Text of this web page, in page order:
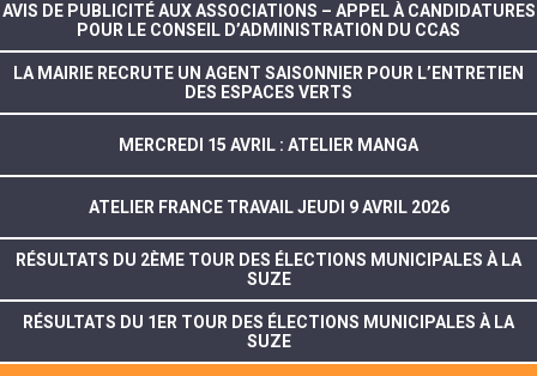
AVIS DE PUBLICITÉ AUX ASSOCIATIONS – APPEL À CANDIDATURES
POUR LE CONSEIL D’ADMINISTRATION DU CCAS
LA MAIRIE RECRUTE UN AGENT SAISONNIER POUR L’ENTRETIEN
DES ESPACES VERTS
MERCREDI 15 AVRIL : ATELIER MANGA
ATELIER FRANCE TRAVAIL JEUDI 9 AVRIL 2026
RÉSULTATS DU 2ÈME TOUR DES ÉLECTIONS MUNICIPALES À LA
SUZE
RÉSULTATS DU 1ER TOUR DES ÉLECTIONS MUNICIPALES À LA
SUZE